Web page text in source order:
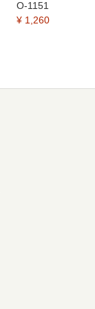
O-1151
¥ 1,260